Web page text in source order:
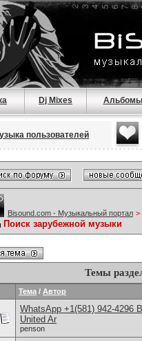
Dj Mixes Альбомы
пользователей
Bisound.com - Музыкальный портал >
Поиск зарубежной музыки
Темы
Тема / Автор
WhatsApp +1(581) 942-4296
United Ar
penson